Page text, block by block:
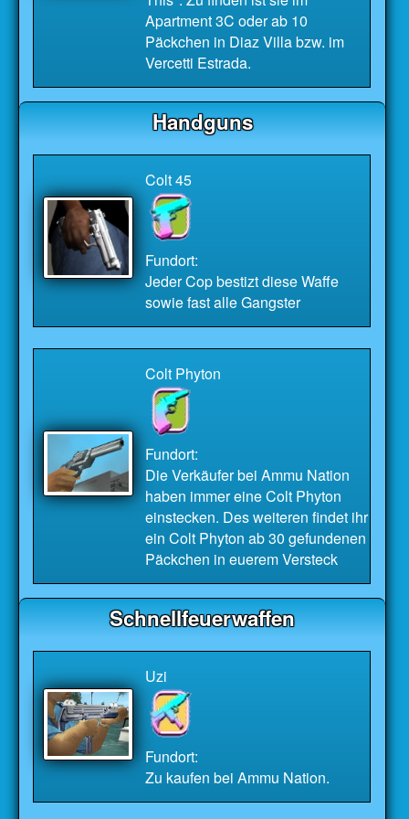
Apartment 3C oder ab 10
Päckchen in Diaz Villa bzw. im
Vercetti Estrada.
Handguns
Colt 45
Fundort:
Jeder Cop bestizt diese Waffe
sowie fast alle Gangster
Colt Phyton
Fundort:
Die Verkäufer bei Ammu Nation
haben immer eine Colt Phyton
einstecken. Des weiteren findet ihr
ein Colt Phyton ab 30 gefundenen
Päckchen in euerem Versteck
Schnellfeuerwaffen
Uzi
Fundort:
Zu kaufen bei Ammu Nation.